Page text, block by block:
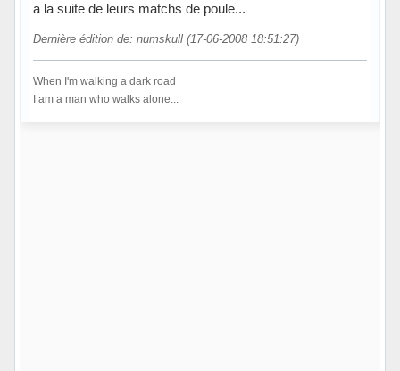
a la suite de leurs matchs de poule...
Dernière édition de: numskull (17-06-2008 18:51:27)
When I'm walking a dark road
I am a man who walks alone...